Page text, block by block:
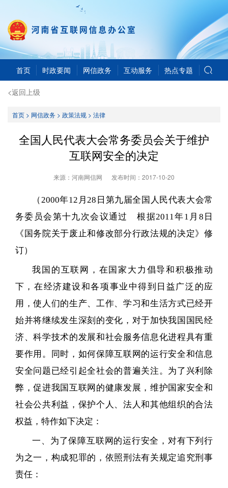
首页 时政要闻 网信政务 互动服务 热点专题
<返回上级
首页> 网信政务> 政策法规> 法律
全国人民代表大会常务委员会关于维护
互联网安全的决定
来源：河南网信网 发布时间： 2017-10-20
（2000年12月28日第九届全国人民代表大会常
务委员会第十九次会议通过 根据2011年1月8日
《国务院关于废止和修改部分行政法规的决定》修
订）
我国的互联网，在国家大力倡导和积极推动
下，在经济建设和各项事业中得到日益广泛的应
用，使人们的生产、工作、学习和生活方式已经开
始并将继续发生深刻的变化，对于加快我国国民经
济、科学技术的发展和社会服务信息化进程具有重
要作用。同时，如何保障互联网的运行安全和信息
安全问题已经引起全社会的普遍关注。为了兴利除
弊，促进我国互联网的健康发展，维护国家安全和
社会公共利益，保护个人、法人和其他组织的合法
权益，特作如下决定：
一、为了保障互联网的运行安全，对有下列行
为之一，构成犯罪的，依照刑法有关规定追究刑事
责任：